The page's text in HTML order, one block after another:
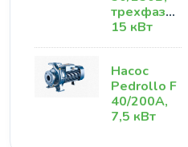
трехфазный,
15 кВт
Насос
Pedrollo F
40/200А,
7,5 кВт